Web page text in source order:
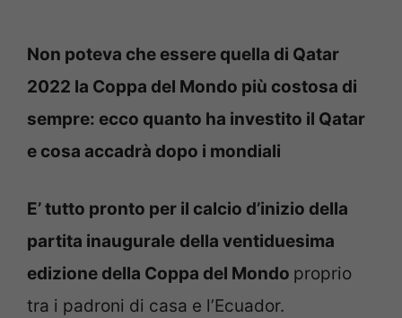
Non poteva che essere quella di Qatar
2022 la Coppa del Mondo più costosa di
sempre: ecco quanto ha investito il Qatar
e cosa accadrà dopo i mondiali
E’ tutto pronto per il calcio d’inizio della
partita inaugurale della ventiduesima
edizione della Coppa del Mondo proprio
tra i padroni di casa e l’Ecuador.